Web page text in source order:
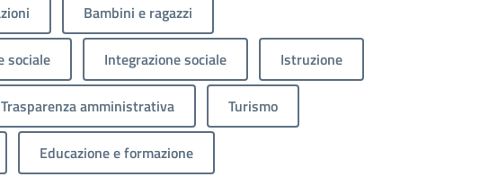
Bambini e ragazzi
sociale Integrazione sociale Istruzione
Trasparenza amministrativa Turismo
Educazione e formazione